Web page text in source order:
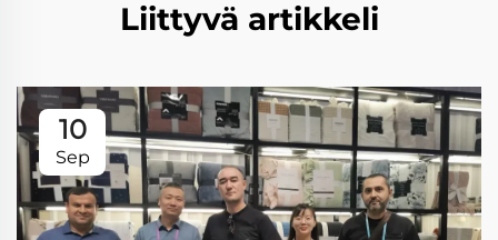
Liittyvä artikkeli
10
Sep